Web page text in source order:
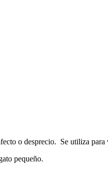
o desprecio. Se utiliza
pequeño.